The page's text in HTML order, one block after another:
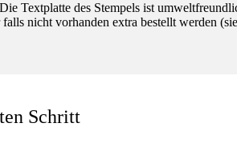
Textplatte des Stempels ist
nicht vorhanden extra bestellt werden
Schritt